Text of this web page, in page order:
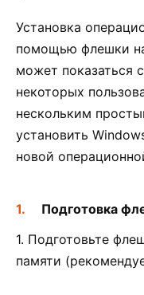
Установка
помощью флешки на
может показаться
некоторых
нескольким
установить
новой
Подготовка
1. Подготовьте
памяти